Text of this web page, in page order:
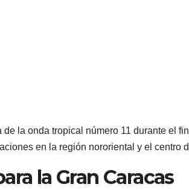
la onda tropical número 11 durante el
en la región nororiental y el centro
la Gran Caracas